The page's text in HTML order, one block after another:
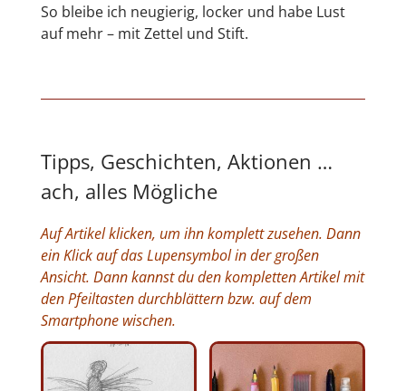
So bleibe ich neugierig, locker und habe Lust
auf mehr – mit Zettel und Stift.
Tipps, Geschichten, Aktionen …
ach, alles Mögliche
Auf Artikel klicken, um ihn komplett zusehen. Dann
ein Klick auf das Lupensymbol in der großen
Ansicht. Dann kannst du den kompletten Artikel mit
den Pfeiltasten durchblättern bzw. auf dem
Smartphone wischen.